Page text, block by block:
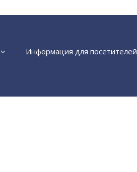
Информация для посетителей
Найти